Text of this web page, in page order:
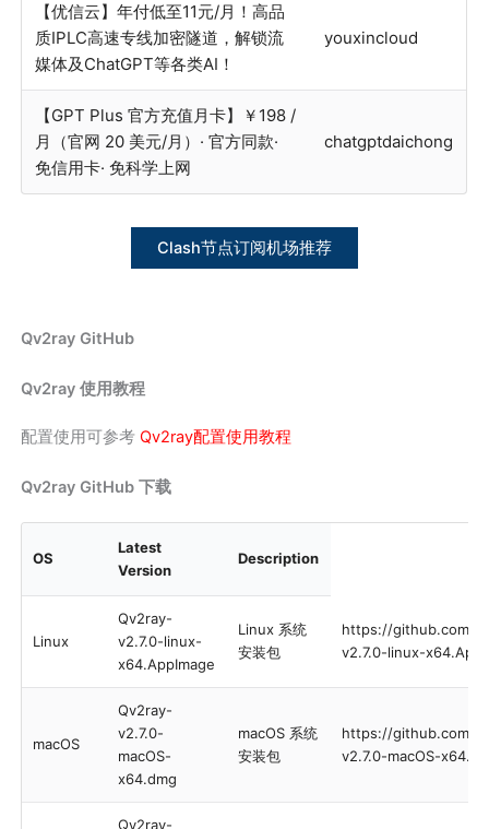
【优信云】年付低至11元/月！高品
质IPLC高速专线加密隧道，解锁流
媒体及ChatGPT等各类AI！
youxincloud
【GPT Plus 官方充值月卡】￥198 /
月（官网 20 美元/月）· 官方同款·
免信用卡· 免科学上网
chatgptdaichong
Clash节点订阅机场推荐
Qv2ray GitHub
Qv2ray 使用教程
配置使用可参考Qv2ray配置使用教程
Qv2ray GitHub 下载
OS
Latest
Version
Description
Linux
Qv2ray-
v2.7.0-linux-
x64.AppImage
Linux 系统
安装包
https://github.com/
v2.7.0-linux-
macOS
Qv2ray-
v2.7.0-
macOS-
x64.dmg
macOS 系统
安装包
https://github.com/
v2.7.0-macOS-
Qv2ray-